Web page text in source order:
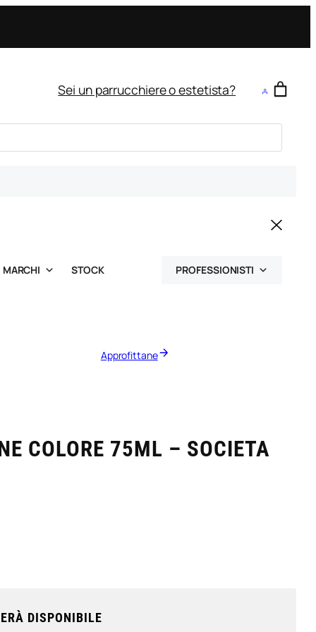
Sei un parrucchiere o estetista?
MARCHI STOCK PROFESSIONISTI
Approfittane
COLORE 75ML – SOCIETA
DISPONIBILE